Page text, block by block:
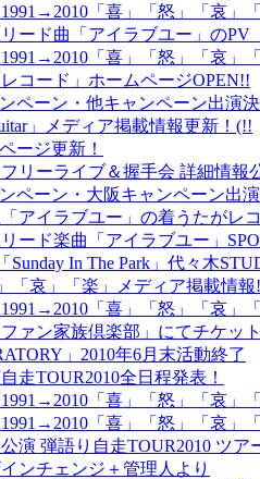
「喜」「怒」「哀」
ード曲「アイラブユー」のPV
「喜」「怒」「哀」
レコード」ホームページOPEN!!
ペーン・他キャンペーン出演
」メディア掲載情報更新！(!!
ージ更新！
リーライブ＆握手会 詳細情報
ペーン・大阪キャンペーン出
アイラブユー」の着うたがレ
ード楽曲「アイラブユー」
Sunday In The Park」代々木
「哀」「楽」メディア掲載情報
「喜」「怒」「哀」
ァン家族倶楽部」にてチケッ
」2010年6月末活動終了
走TOUR2010全日程発表！
「喜」「怒」「哀」
「喜」「怒」「哀」
演 弾語り自走TOUR2010 ツア
ンチェンジ＋管理人より